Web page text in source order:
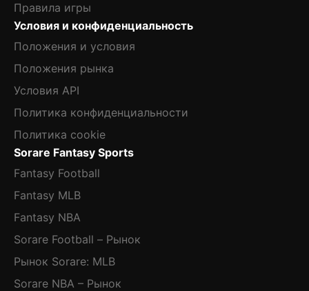
Правила игры
Условия и конфиденциальность
Положения и условия
Положения рынка
Условия API
Политика конфиденциальности
Политика cookie
Sorare Fantasy Sports
Fantasy Football
Fantasy MLB
Fantasy NBA
Sorare Football – Рынок
Рынок Sorare: MLB
Sorare NBA – Рынок